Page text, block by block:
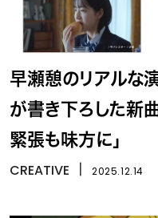
早瀬憩のリアルな
が書き下ろした新
緊張も味方に」
CREATIVE 2025.12.14